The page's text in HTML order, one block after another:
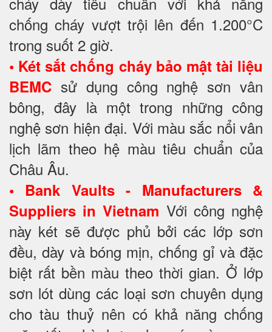
chống cháy vượt trội lên đến 1.200°C
trong suốt 2 giờ.
• Két sắt chống cháy bảo mật tài liệu
BEMC sử dụng công nghệ sơn vân
bông, đây là một trong những công
nghệ sơn hiện đại. Với màu sắc nổi vân
lịch lãm theo hệ màu tiêu chuẩn của
Châu Âu.
• Bank Vaults - Manufacturers &
Suppliers in Vietnam Với công nghệ
này két sẽ được phủ bởi các lớp sơn
đều, dày và bóng mịn, chống gỉ và đặc
biệt rất bền màu theo thời gian. Ở lớp
sơn lót dùng các loại sơn chuyên dụng
cho tàu thuỷ nên có khả năng chống